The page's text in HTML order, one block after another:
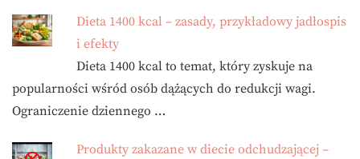
Dieta 1400 kcal – zasady, przykładowy jadłospis
i efekty
Dieta 1400 kcal to temat, który zyskuje na
popularności wśród osób dążących do redukcji wagi.
Ograniczenie dziennego …
Produkty zakazane w diecie odchudzającej –